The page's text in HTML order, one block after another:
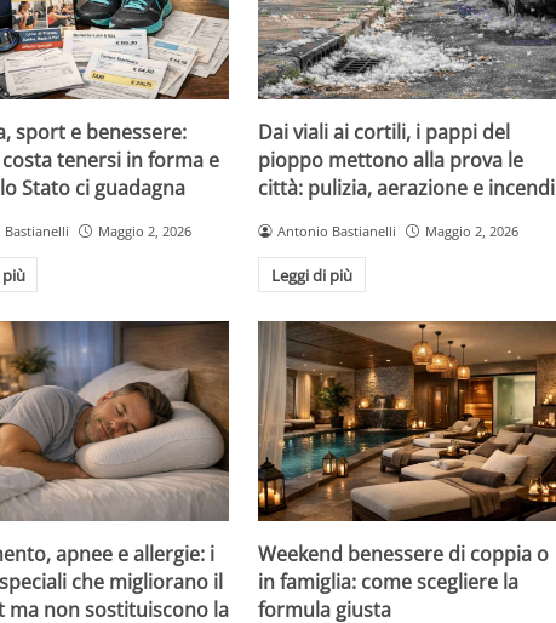
sport e benessere:
tenersi in forma e
Stato ci guadagna
Maggio 2, 2026
più
Dai viali ai cortili, i pappi del
pioppo mettono alla prova le
città: pulizia, aerazione e incendi
Antonio Bastianelli Maggio 2, 2026
Leggi di più
apnee e allergie: i
che migliorano il
ma non sostituiscono la
Weekend benessere di coppia o
in famiglia: come scegliere la
formula giusta